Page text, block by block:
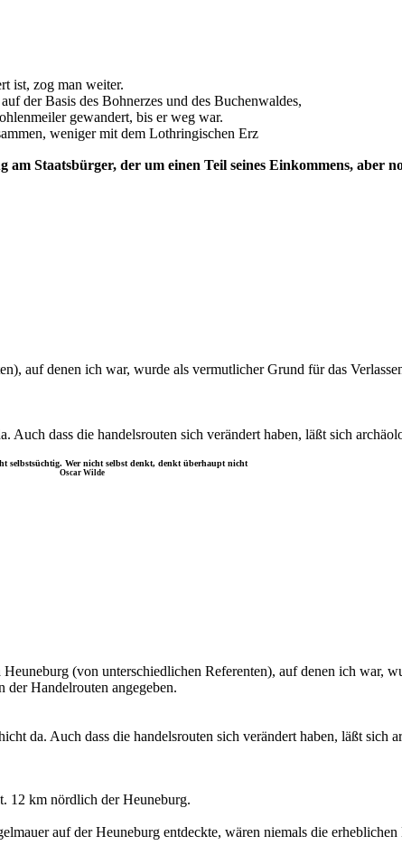
ist, zog man weiter.
der Basis des Bohnerzes und des Buchenwaldes,
gewandert, bis er weg war.
weniger mit dem Lothringischen Erz
Staatsbürger, der um einen Teil seines Einkommens, aber
auf denen ich war, wurde als vermutlicher Grund für das
dass die handelsrouten sich verändert haben, läßt sich
selbstsüchtig. Wer nicht selbst denkt, denkt überhaupt nicht
Oscar Wilde
(von unterschiedlichen Referenten), auf denen ich war,
der Handelrouten angegeben.
da. Auch dass die handelsrouten sich verändert haben, läßt sich
12 km nördlich der Heuneburg.
auf der Heuneburg entdeckte, wären niemals die